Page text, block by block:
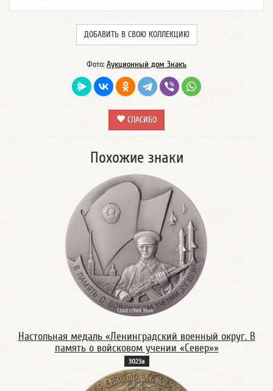
ДОБАВИТЬ В СВОЮ КОЛЛЕКЦИЮ
Фото: Аукционный дом Знакъ
СПАСИБО
Похожие знаки
Настольная медаль «Ленинградский военный округ. В
память о войсковом учении «Север»»
3023а